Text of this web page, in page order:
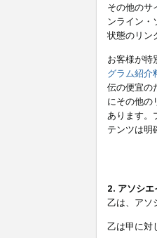
その他のサ
ンライン・
状態のリン
お客様が特
グラム紹介
伝の便宜の
にその他の
あります。
テンツは明
2. アソシ
乙は、アソ
乙は甲に対